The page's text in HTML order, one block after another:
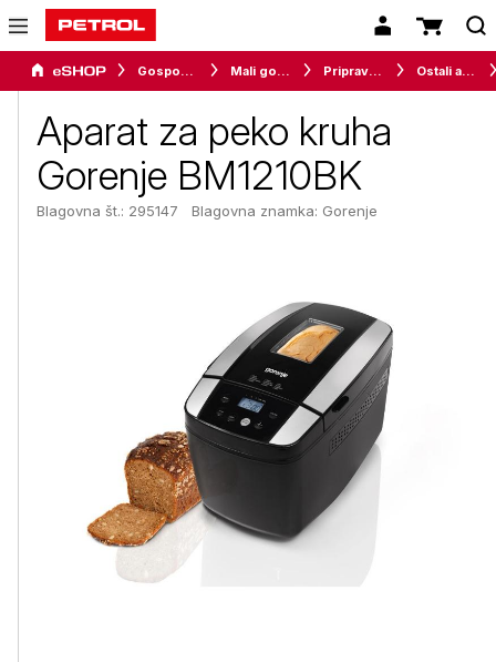
Gospodinjski aparati Mali gospodinjski aparati Priprava hrane Ostali aparati za pripravo hrane
Aparat za peko kruha
Gorenje BM1210BK
Blagovna št.: 295147 Blagovna znamka: Gorenje